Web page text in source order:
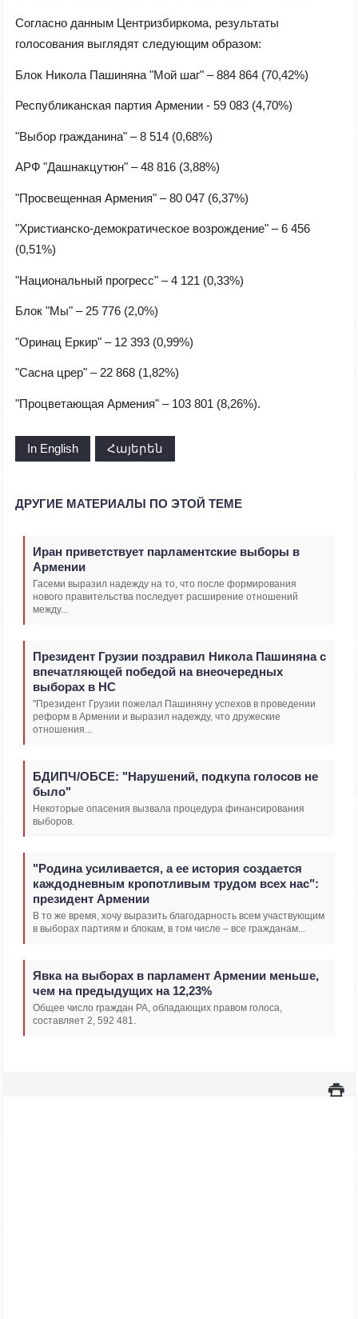
Согласно данным Центризбиркома, результаты
голосования выглядят следующим образом:
Блок Никола Пашиняна "Мой шаг" – 884 864 (70,42%)
Республиканская партия Армении - 59 083 (4,70%)
"Выбор гражданина" – 8 514 (0,68%)
АРФ "Дашнакцутюн" – 48 816 (3,88%)
"Просвещенная Армения" – 80 047 (6,37%)
"Христианско-демократическое возрождение" – 6 456
(0,51%)
"Национальный прогресс" – 4 121 (0,33%)
Блок "Мы" – 25 776 (2,0%)
"Оринац Еркир" – 12 393 (0,99%)
"Сасна црер" – 22 868 (1,82%)
"Процветающая Армения" – 103 801 (8,26%).
In English Հայերեն
ДРУГИЕ МАТЕРИАЛЫ ПО ЭТОЙ ТЕМЕ
Иран приветствует парламентские выборы в
Армении
Гасеми выразил надежду на то, что после формирования
нового правительства последует расширение отношений
между...
Президент Грузии поздравил Никола Пашиняна с
впечатляющей победой на внеочередных
выборах в НС
"Президент Грузии пожелал Пашиняну успехов в проведении
реформ в Армении и выразил надежду, что дружеские
отношения...
БДИПЧ/ОБСЕ: "Нарушений, подкупа голосов не
было"
Некоторые опасения вызвала процедура финансирования
выборов.
"Родина усиливается, а ее история создается
каждодневным кропотливым трудом всех нас":
президент Армении
В то же время, хочу выразить благодарность всем участвующим
в выборах партиям и блокам, в том числе – все гражданам...
Явка на выборах в парламент Армении меньше,
чем на предыдущих на 12,23%
Общее число граждан РА, обладающих правом голоса,
составляет 2, 592 481.